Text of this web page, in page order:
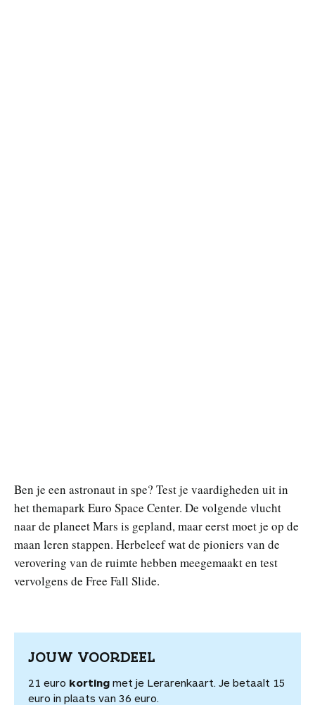
Ben je een astronaut in spe? Test je vaardigheden uit in
het themapark Euro Space Center. De volgende vlucht
naar de planeet Mars is gepland, maar eerst moet je op de
maan leren stappen. Herbeleef wat de pioniers van de
verovering van de ruimte hebben meegemaakt en test
vervolgens de Free Fall Slide.
JOUW VOORDEEL
21 euro korting met je Lerarenkaart. Je betaalt 15
euro in plaats van 36 euro.